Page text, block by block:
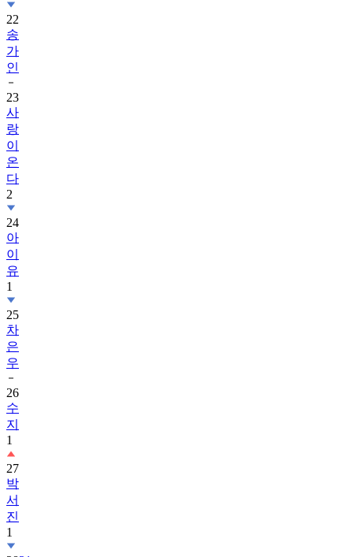
22
송
가
인
23
사
랑
이
온
다
2
24
아
이
유
1
25
차
은
우
26
수
지
1
27
박
서
진
1